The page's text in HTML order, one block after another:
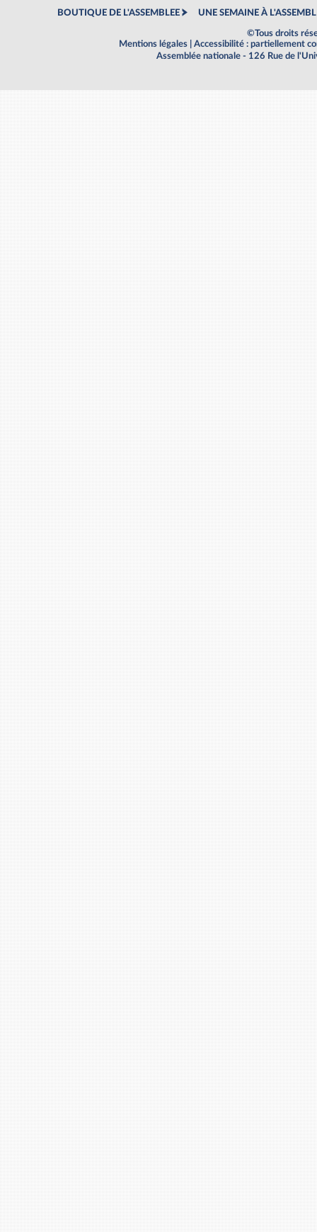
BOUTIQUE DE L'ASSEMBLEE UNE SEMAINE À
©Tous droits
Mentions légales
Accessibilité : partiellement
Assemblée nationale - 126 Rue de